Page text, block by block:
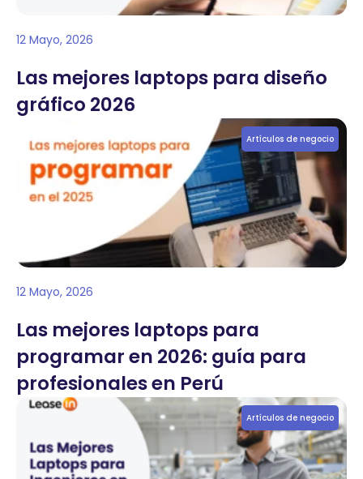
12 Mayo, 2026
Las mejores laptops para diseño
gráfico 2026
Artículos de negocio
12 Mayo, 2026
Las mejores laptops para
programar en 2026: guía para
profesionales en Perú
Artículos de negocio